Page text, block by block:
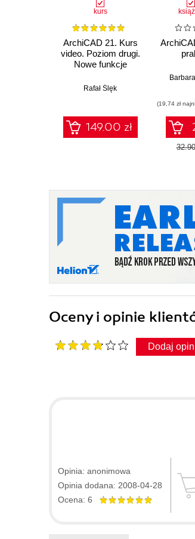
kurs
ArchiCAD 21. Kurs
video. Poziom drugi.
Nowe funkcje
Rafał Ślęk
149.00 zł
(19,74 zł
Oceny i opinie
Dodaj
Opinia: anonimowa
Opinia dodana: 2008-04-28
Ocena: 6